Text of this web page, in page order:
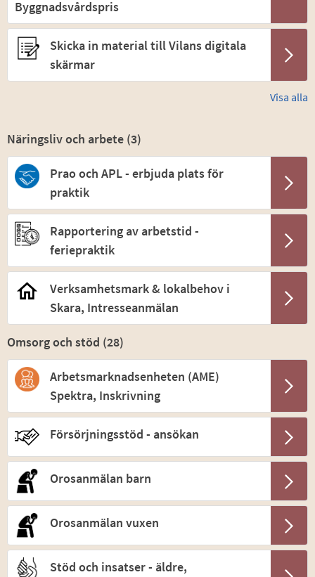
Byggnadsvårdspris
Skicka in material till Vilans digitala
skärmar
Visa alla
Näringsliv och arbete (3)
Prao och APL - erbjuda plats för
praktik
Rapportering av arbetstid -
feriepraktik
Verksamhetsmark & lokalbehov i
Skara, Intresseanmälan
Omsorg och stöd (28)
Arbetsmarknadsenheten (AME)
Spektra, Inskrivning
Försörjningsstöd - ansökan
Orosanmälan barn
Orosanmälan vuxen
Stöd och insatser - äldre,